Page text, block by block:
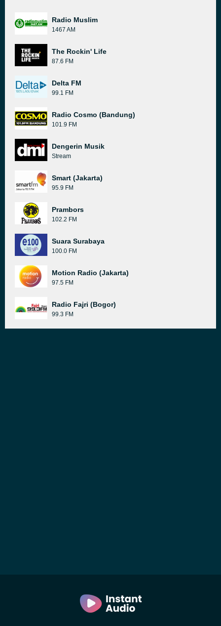
Radio Muslim
1467 AM
The Rockin' Life
87.6 FM
Delta FM
99.1 FM
Radio Cosmo (Bandung)
101.9 FM
Dengerin Musik
Stream
Smart (Jakarta)
95.9 FM
Prambors
102.2 FM
Suara Surabaya
100.0 FM
Motion Radio (Jakarta)
97.5 FM
Radio Fajri (Bogor)
99.3 FM